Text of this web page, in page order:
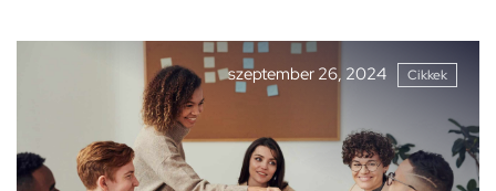
szeptember 26, 2024 Cikkek